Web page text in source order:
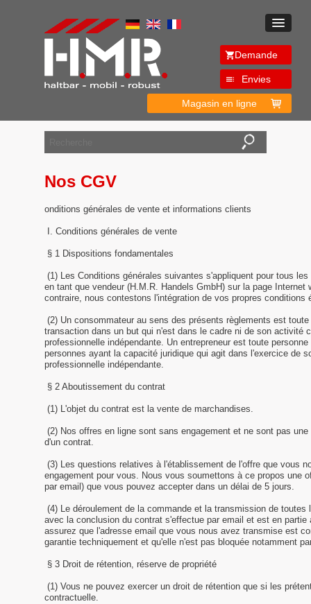
Demande
Envies
Magasin en ligne
Nos CGV
onditions générales de vente et informations clients
I. Conditions générales de vente
§ 1 Dispositions fondamentales
(1) Les Conditions générales suivantes s'appliquent pour tous
en tant que vendeur (H.M.R. Handels GmbH) sur la page
contraire, nous contestons l'intégration de vos propres conditions
(2) Un consommateur au sens des présents règlements est
transaction dans un but qui n'est dans le cadre ni de son activité
professionnelle indépendante. Un entrepreneur est toute
personnes ayant la capacité juridique qui agit dans l'exercice de
professionnelle indépendante.
§ 2 Aboutissement du contrat
(1) L'objet du contrat est la vente de marchandises.
(2) Nos offres en ligne sont sans engagement et ne sont pas
d'un contrat.
(3) Les questions relatives à l'établissement de l'offre que vous
engagement pour vous. Nous vous soumettons à ce propos une
par email) que vous pouvez accepter dans un délai de 5 jours.
(4) Le déroulement de la commande et la transmission de
avec la conclusion du contrat s'effectue par email et est en
assurez que l'adresse email que vous nous avez transmise est
garantie techniquement et qu'elle n'est pas bloquée notamment
§ 3 Droit de rétention, réserve de propriété
(1) Vous ne pouvez exercer un droit de rétention que si les
contractuelle.